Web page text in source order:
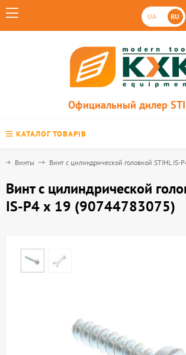
UA RU
Официальный дилер
КАТАЛОГ ТОВАРІВ
Винты Винт с цилиндрической головкой STIHL
Винт с цилиндрической
IS-Р4 х 19 (90744783075)